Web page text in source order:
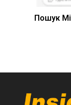
Пошук